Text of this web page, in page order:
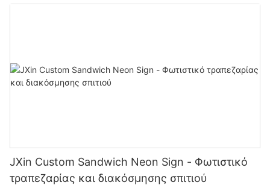
JXin Custom Sandwich Neon Sign - Φωτιστικό
τραπεζαρίας και διακόσμησης σπιτιού